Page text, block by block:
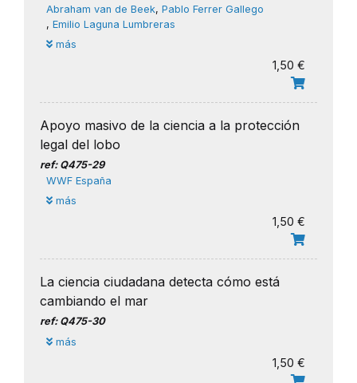
​Abraham van de Beek, Pablo Ferrer Gallego
, Emilio Laguna Lumbreras
más
1,50 €
Apoyo masivo de la ciencia a la protección
legal del lobo
ref: Q475-29
WWF España
más
1,50 €
La ciencia ciudadana detecta cómo está
cambiando el mar
ref: Q475-30
más
1,50 €